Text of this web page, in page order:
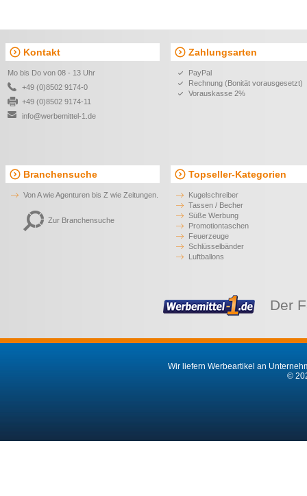
Kontakt
Mo bis Do von 08 - 13 Uhr
+49 (0)8502 9174-0
+49 (0)8502 9174-11
info@werbemittel-1.de
Zahlungsarten
PayPal
Rechnung (Bonität vorausgesetzt)
Vorauskasse 2%
Branchensuche
Von A wie Agenturen bis Z wie Zeitungen.
Zur Branchensuche
Topseller-Kategorien
Kugelschreiber
Tassen / Becher
Süße Werbung
Promotiontaschen
Feuerzeuge
Schlüsselbänder
Luftballons
Der
Wir liefern Werbeartikel an
©